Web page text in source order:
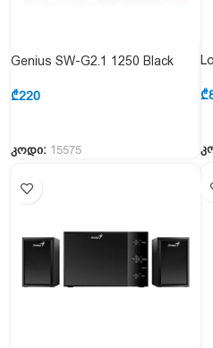
₾
Genius SW-G2.1 1250 Black
₾220
კოდი: 15575